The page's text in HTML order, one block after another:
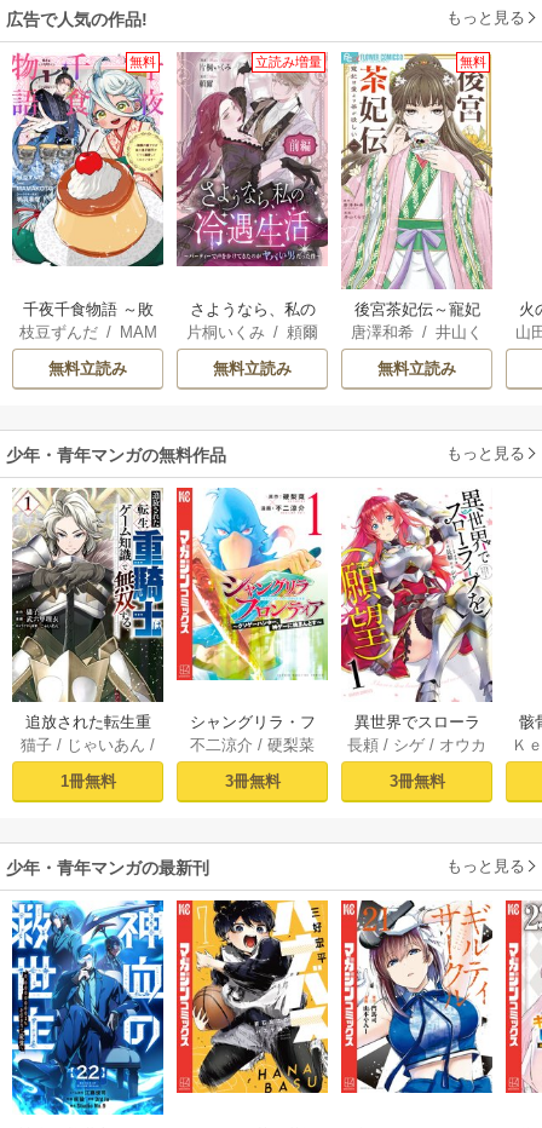
広告で人気の作品! もっと見る
無料
千夜千食物語 ～敗
国の姫ですが氷の
皇子殿下がどうも
溺愛してくれてい
枝豆ずんだ/ MAM
AKOTO
/ 鴉羽凛燈
無料立読み
立読み増量
さようなら、私の
冷遇生活 ～パーテ
ィーで声をかけて
きたのがヤバい男
片桐いくみ / 頼爾
無料立読み
無料
後宮茶妃伝～寵妃
は愛より茶が欲し
い～
唐澤和希 /井山く
らげ
無料立読み
火
人
山
少年・青年マンガの無料作品 もっと見る
追放された転生重
騎士はゲーム知識
で無双する（１）
猫子 / じゃいあん /
武六甲理衣
1冊無料
シャングリラ・フ
ロンティア（１）
～クソゲーハン
ター、神ゲーに挑
不二涼介 /硬梨菜
3冊無料
異世界でスローラ
イフを（願望） 1
長頼 / シゲ / オウカ
3冊無料
骸
異
Ｋ
少年・青年マンガの最新刊 もっと見る